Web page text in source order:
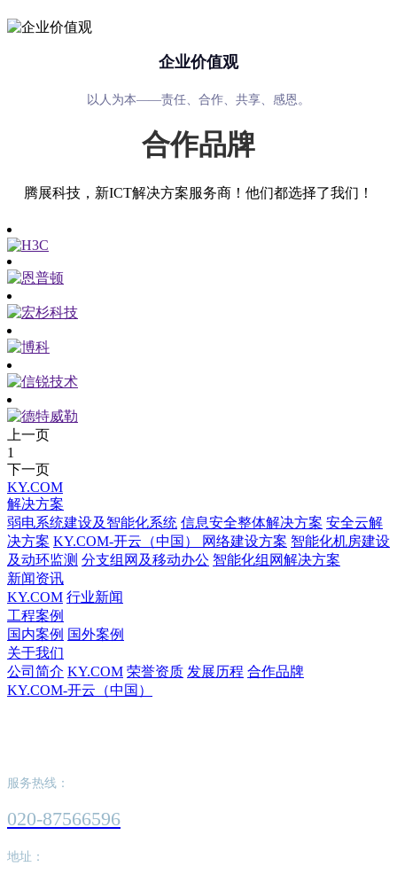
企业价值观
以人为本——责任、合作、共享、感恩。
合作品牌
腾展科技，新ICT解决方案服务商！他们都选择了我们！
上一页
1
下一页
KY.COM
解决方案
弱电系统建设及智能化系统 信息安全整体解决方案 安全云解
决方案 KY.COM-开云（中国） 网络建设方案 智能化机房建设
及动环监测 分支组网及移动办公 智能化组网解决方案
新闻资讯
KY.COM 行业新闻
工程案例
国内案例 国外案例
关于我们
公司简介 KY.COM 荣誉资质 发展历程 合作品牌
KY.COM-开云（中国）
服务热线：
020-87566596
地址：